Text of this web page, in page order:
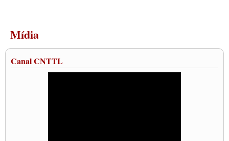
Mídia
Canal CNTTL